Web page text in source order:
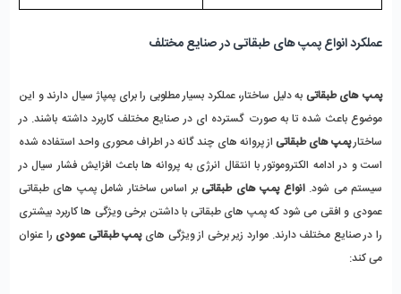
عملکرد انواع پمپ های طبقاتی در صنایع مختلف
پمپ های طبقاتی
ساختار پمپ های طبقاتی
سیستم می شود. انواع پمپ های طبقاتی
را در صنایع مختلف دارند. موارد زیر برخی از ویژگی های پمپ طبقاتی عمودی
می کند: